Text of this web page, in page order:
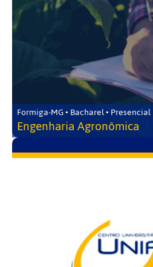
Formiga-MG • Bacharel • Presencial
Engenharia Agronômica